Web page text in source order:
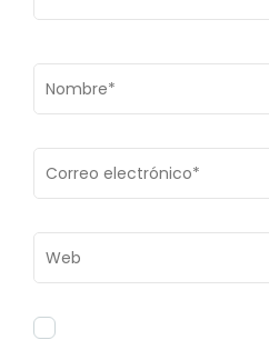
Nombre *
Correo
electrónico*
Web